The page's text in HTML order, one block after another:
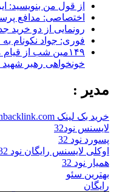
از قول من بنویسید:
اختصاصی: مدافع
رونمایی از دو خرید
فوری: جواد نکونام
۱۴۹مین شب از
خونخواهی رهبر شهید
مدیر :
خرید بک لینک behtarinbacklink.com
لایسنس نود32
پسورد نود 32
اوکلی لایسنس رایگان نود 32
همیار نود 32
بهترین سئو
رایگان